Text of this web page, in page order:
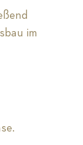
im